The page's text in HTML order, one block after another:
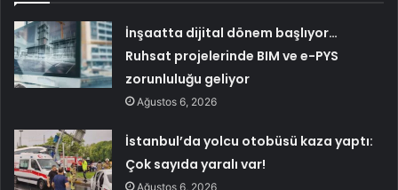
İnşaatta dijital dönem başlıyor…
Ruhsat projelerinde BIM ve e-PYS
zorunluluğu geliyor
Ağustos 6, 2026
İstanbul’da yolcu otobüsü kaza yaptı:
Çok sayıda yaralı var!
Ağustos 6, 2026